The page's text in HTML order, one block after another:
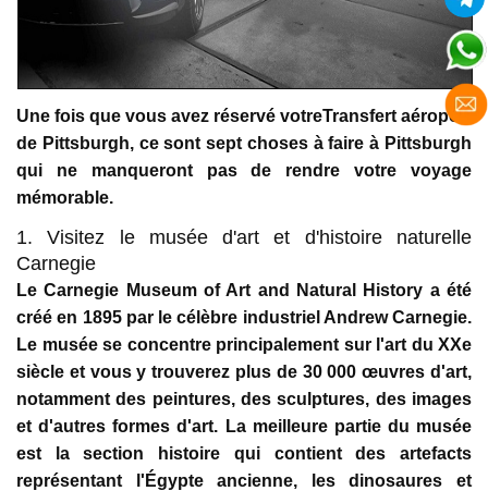
Une fois que vous avez réservé votreTransfert aéroport
de Pittsburgh, ce sont sept choses à faire à Pittsburgh
qui ne manqueront pas de rendre votre voyage
mémorable.
1. Visitez le musée d'art et d'histoire naturelle
Carnegie
Le Carnegie Museum of Art and Natural History a été
créé en 1895 par le célèbre industriel Andrew Carnegie.
Le musée se concentre principalement sur l'art du XXe
siècle et vous y trouverez plus de 30 000 œuvres d'art,
notamment des peintures, des sculptures, des images
et d'autres formes d'art. La meilleure partie du musée
est la section histoire qui contient des artefacts
représentant l'Égypte ancienne, les dinosaures et